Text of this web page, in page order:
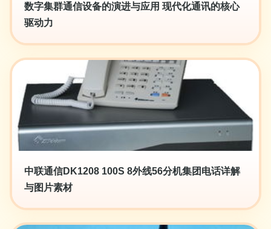
数字集群通信设备的演进与应用 现代化通讯的核心
驱动力
中联通信DK1208 100S 8外线56分机集团电话详解
与图片素材